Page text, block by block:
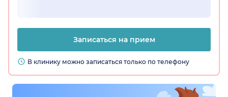
Записаться на прием
В клинику можно записаться только по телефону